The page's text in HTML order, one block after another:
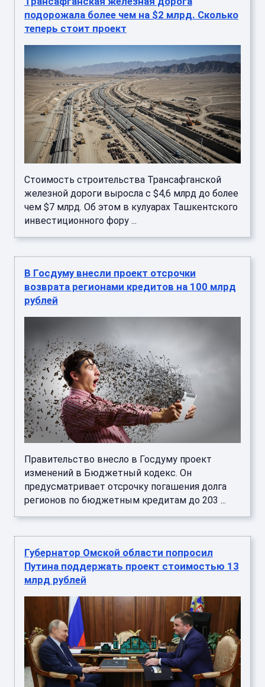
подорожала более чем на $2 млрд. Сколько
теперь стоит проект
Стоимость строительства Трансафганской
железной дороги выросла с $4,6 млрд до более
чем $7 млрд. Об этом в кулуарах Ташкентского
инвестиционного фору ...
В Госдуму внесли проект отсрочки
возврата регионами кредитов на 100 млрд
рублей
Правительство внесло в Госдуму проект
изменений в Бюджетный кодекс. Он
предусматривает отсрочку погашения долга
регионов по бюджетным кредитам до 203 ...
Губернатор Омской области попросил
Путина поддержать проект стоимостью 13
млрд рублей